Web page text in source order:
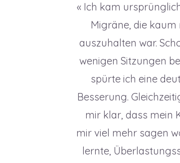
« Ich kam
Migräne, die kaum
auszuhalten war.
wenigen Sitzungen
spürte ich eine
Besserung.
mir klar, dass mein
mir viel mehr sagen
lernte,